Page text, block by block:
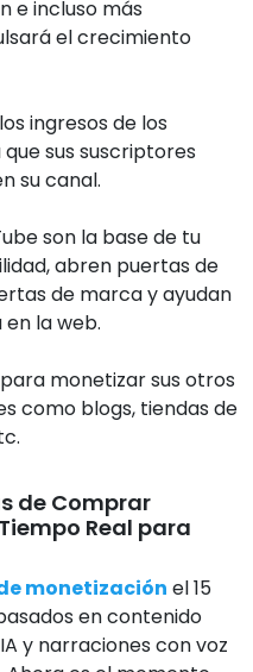
e incluso más
el crecimiento
ingresos de los
sus suscriptores
su canal.
son la base de tu
abren puertas de
de marca y ayudan
la web.
monetizar sus otros
como blogs, tiendas de
de Comprar
Real para
monetización el 15
en contenido
y narraciones con voz